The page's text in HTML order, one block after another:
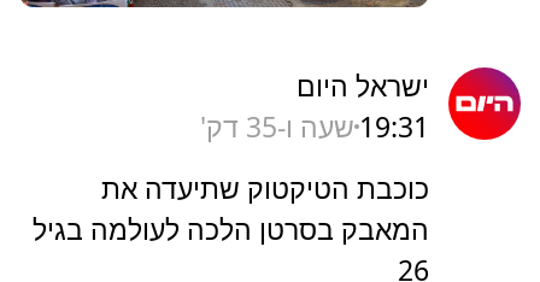
ישראל היום
19:31 שעה ו-35 דק'
כוכבת הטיקטוק שתיעדה את
המאבק בסרטן הלכה לעולמה בגיל
26